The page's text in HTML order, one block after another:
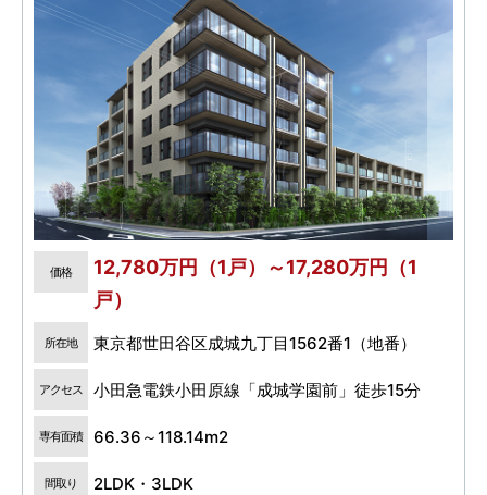
価格
12,780万円（1戸）～17,280万円（1
戸）
所在地 東京都世田谷区成城九丁目1562番1（地番）
アクセス 小田急電鉄小田原線「成城学園前」徒歩15分
専有面積 66.36～118.14m2
間取り 2LDK・3LDK